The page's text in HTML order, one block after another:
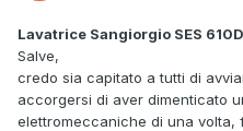
Lavatrice Sangiorgio SES
Salve,
credo sia capitato a tutti di
accorgersi di aver dimenticato
elettromeccaniche di una volta,